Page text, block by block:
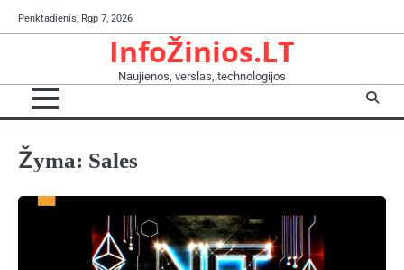
to
Penktadienis, Rgp 7, 2026
InfoŽinios.LT
Naujienos, verslas, technologijos
Žyma: Sales